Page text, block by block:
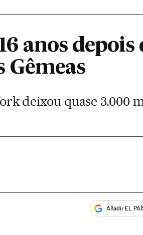
anos
Gêmeas
deixou quase 3.000
Añadir EL